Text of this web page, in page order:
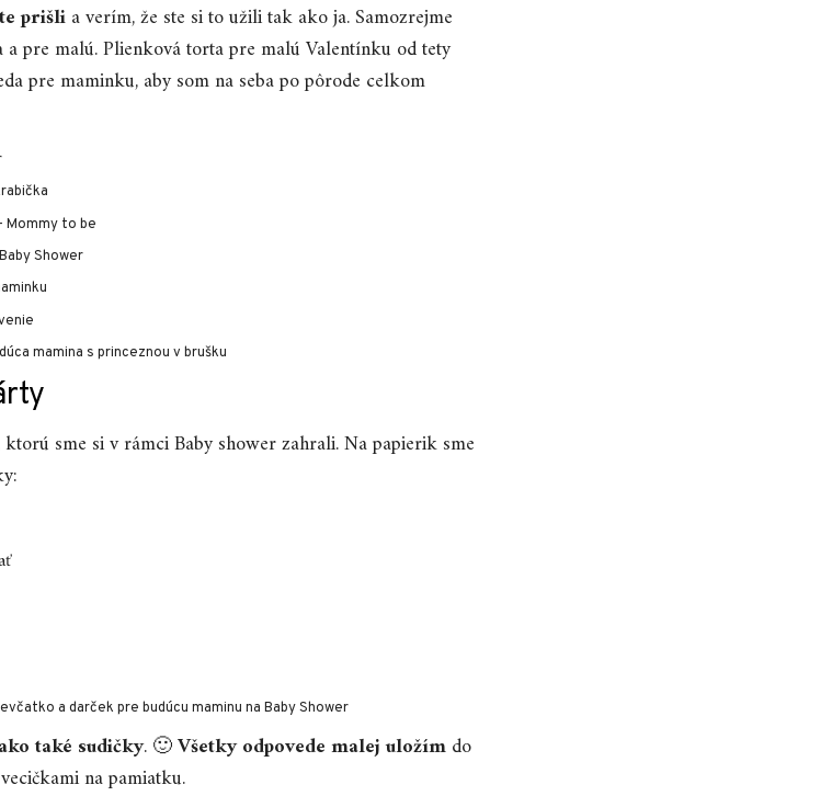
prišlia verím, že ste si to užili tak ako ja. Samozrejme
pre malú. Plienková torta pre malú Valentínku od tety
pre maminku, aby som na seba po pôrode celkom
sme si v rámci Baby shower zahrali. Na papierik sme
také sudičky. 🙂Všetky odpovede malej uložímdo
na pamiatku.